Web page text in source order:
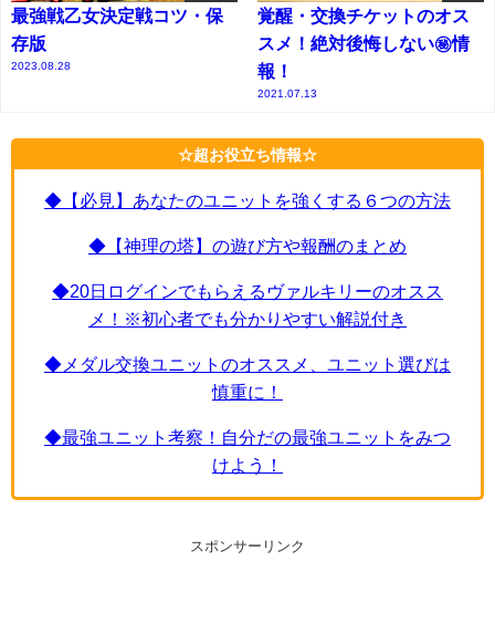
最強戦乙女決定戦コツ・保
存版
2023.08.28
覚醒・交換チケットのオス
スメ！絶対後悔しない㊙情
報！
2021.07.13
☆超お役立ち情報☆
◆【必見】あなたのユニットを強くする６つの方法
◆【神理の塔】の遊び方や報酬のまとめ
◆20日ログインでもらえるヴァルキリーのオスス
メ！※初心者でも分かりやすい解説付き
◆メダル交換ユニットのオススメ、ユニット選びは
慎重に！
◆最強ユニット考察！自分だの最強ユニットをみつ
けよう！
スポンサーリンク